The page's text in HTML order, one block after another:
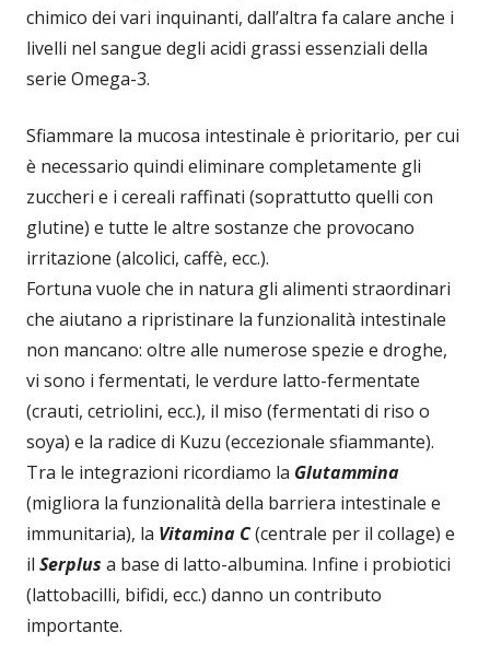
chimico dei vari inquinanti, dall’altra fa calare anche i
livelli nel sangue degli acidi grassi essenziali della
serie Omega-3.
Sfiammare la mucosa intestinale è prioritario, per cui
è necessario quindi eliminare completamente gli
zuccheri e i cereali raffinati (soprattutto quelli con
glutine) e tutte le altre sostanze che provocano
irritazione (alcolici, caffè, ecc.).
Fortuna vuole che in natura gli alimenti straordinari
che aiutano a ripristinare la funzionalità intestinale
non mancano: oltre alle numerose spezie e droghe,
vi sono i fermentati, le verdure latto-fermentate
(crauti, cetriolini, ecc.), il miso (fermentati di riso o
soya) e la radice di Kuzu (eccezionale sfiammante).
Tra le integrazioni ricordiamo la Glutammina
(migliora la funzionalità della barriera intestinale e
immunitaria), la Vitamina C(centrale per il collage) e
il Serplus a base di latto-albumina. Infine i probiotici
(lattobacilli, bifidi, ecc.) danno un contributo
importante.